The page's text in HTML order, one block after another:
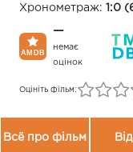
Хронометраж: 1:0
—
немає
оцінок
Оцініть фільм:
Всё про фільм